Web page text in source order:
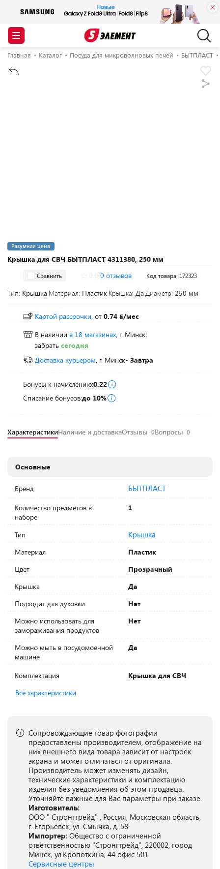
Главная Каталог Посуда для микроволновых печей БЫТПЛАСТ
Крышка для СВЧ БЫТПЛАСТ 4311380, 250 мм
Разумная цена
Сравнить 0 отзывов Код товара: 172323
Тип: Крышка Материал: Пластик Крышка: ДаДиаметр: 250 мм
Картой рассрочки, от 0.74
/мес
В наличии в 18 магазинах, г. Минск:
забрать сегодня
Доставка курьером, г. Минск- Завтра
Бонусы к начислению:0.22
Списание бонусов:до 10%
ХарактеристикиНаличие и доставкаОтзывы 0Вопросы 0
Основные
Бренд БЫТПЛАСТ
Количество предметов в
наборе
1
Тип Крышка
Материал
Пластик
Цвет
Прозрачный
Крышка
Да
Подходит для духовки
Нет
Можно использовать для
замораживания продуктов
Нет
Можно мыть в посудомоечной
машине
Да
Комплектация
Крышка для СВЧ
Все характеристики
Сопровождающие товар фотографии
предоставлены производителем, отображение на
них внешнего вида товара зависит от настроек
экрана и может отличаться от оригинала.
Производитель может изменять дизайн,
технические характеристики и комплектацию
изделия без уведомления об этом продавца.
Уточняйте важные для Вас параметры при заказе.
Изготовитель:
ООО " Стронгтрейд" , Россия, Московская область,
г. Егорьевск, ул. Смычка, д. 58.
Импортер: Общество с ограниченной
ответственностью "Стронгтрейд", 220002, город
Минск, ул.Кропоткина, 44 офис 501
Сервисные центры